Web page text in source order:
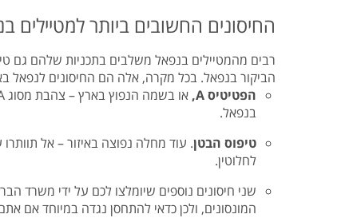
החיסונים החשובים ביותר למטיילים
רבים מהמטיילים בנפאל משלבים בתכניות שלהם גם
הביקור בנפאל. בכל מקרה, אלה הם החיסונים לנפאל
הפטיטיס A,
בנפאל.
טיפוס הבטן. עוד מחלה נפוצה באיזור – אל
לחלוטין.
שני חיסונים נוספים שיומלצו לכם על ידי משרד
המונסונים, ולכן כדאי להתחסן נגדה במיוחד אם